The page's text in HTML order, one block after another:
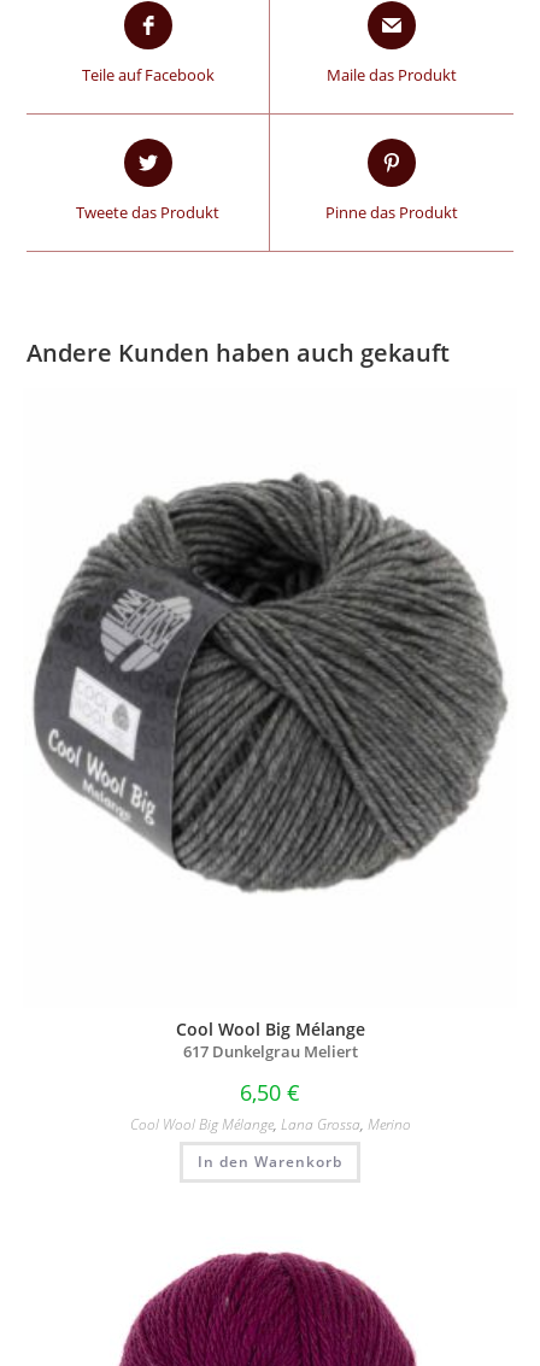
Teile auf Facebook Maile das Produkt
Tweete das Produkt Pinne das Produkt
Andere Kunden haben auch gekauft
Cool Wool Big Mélange
617 Dunkelgrau Meliert
6,50 €
Cool Wool Big Mélange, Lana Grossa, Merino
In den Warenkorb